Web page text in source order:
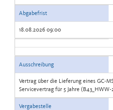
Abgabefrist
18.08.2026 09:00
Ausschreibung
Vertrag über die Lieferung eines GC-
Servicevertrag für 5 Jahre
Vergabestelle